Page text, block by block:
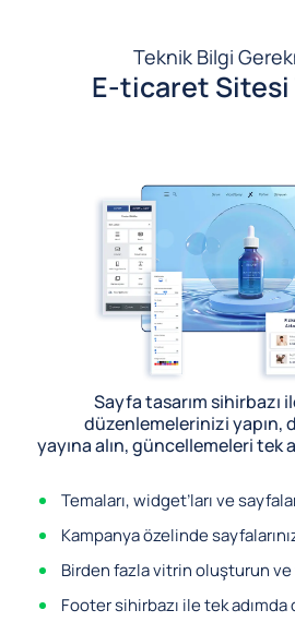
Teknik Bilgi
E-ticaret Sitesi
Sayfa tasarım sihirbazı
düzenlemelerinizi yapın,
yayına alın, güncellemeleri tek
Temaları, widget’ları ve
Kampanya özelinde
Birden fazla vitrin oluşturun
Footer sihirbazı ile tek adımda